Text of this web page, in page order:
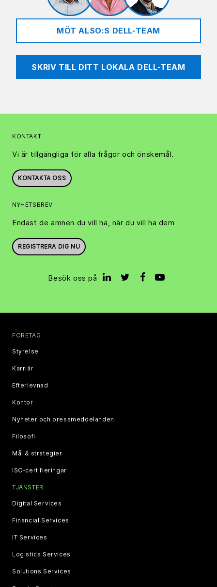
MÖT ALSO:S DELL-TEAM
SKRIV TILL DITT LOKALA DELL-TEAM
KONTAKT
Vi är tillgängliga för alla frågor och önskemål.
KONTAKTA OSS
NYHETSBREV
Endast de ämnen du vill ha, när du vill ha dem
REGISTRERA DIG NU
Besök oss på
FÖRETAG
Styrelse
Karriär
Efterlevnad
Kontor
Nyheter och pressmeddelanden
Filosofi
Mål & strategier
ISO‑certifieringar
TJÄNSTER
Digital Services
Financial Services
IT Services
Logistics Services
Solutions Services